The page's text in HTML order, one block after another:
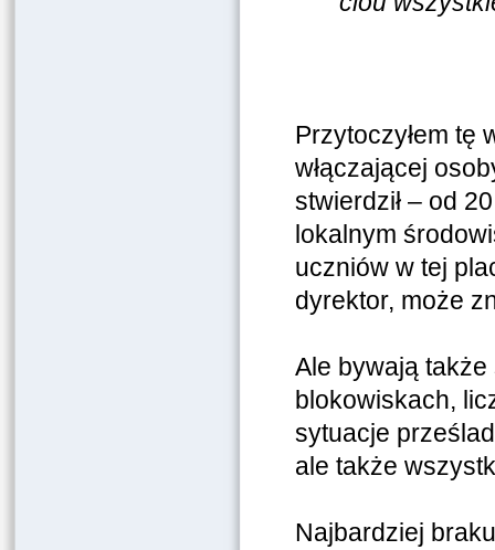
Przytoczyłem tę
włączającej
stwierdził – od
lokalnym
uczniów w tej
dyrektor, może
Ale bywają także
blokowiskach,
sytuacje
ale także
Najbardziej